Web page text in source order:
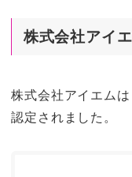
株式会社アイ
株式会社アイエム
認定されました。